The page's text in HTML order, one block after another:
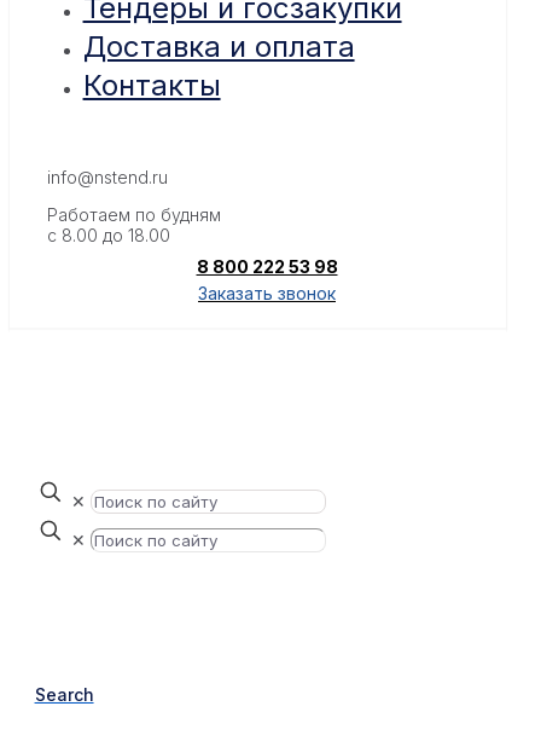
Тендеры и госзакупки
Доставка и оплата
Контакты
info@nstend.ru
Работаем по будням
с 8.00 до 18.00
8 800 222 53 98
Заказать звонок
✕
✕
Search